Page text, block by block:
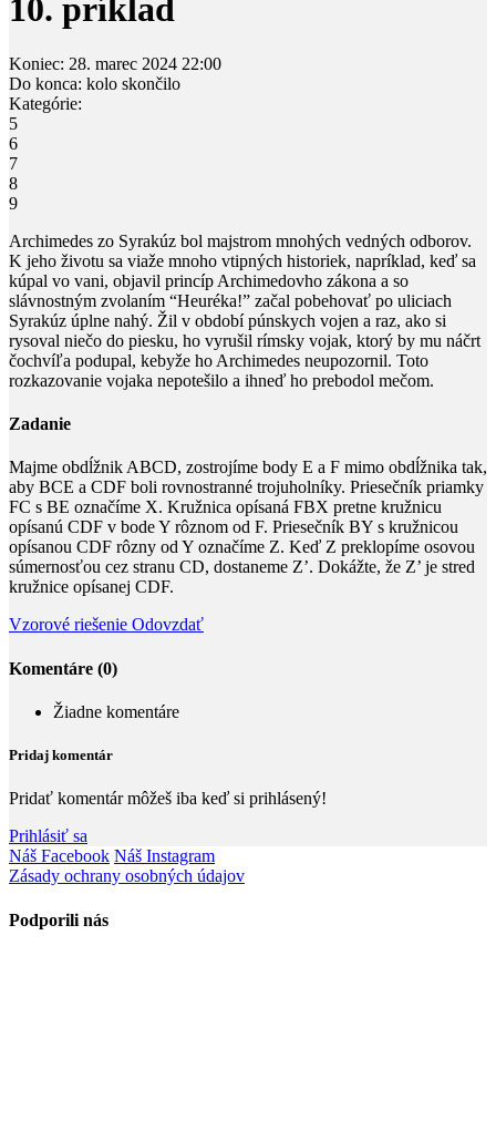
10. príklad
Koniec: 28. marec 2024 22:00
Do konca: kolo skončilo
Kategórie:
5
6
7
8
9
Archimedes zo Syrakúz bol majstrom mnohých vedných odborov.
K jeho životu sa viaže mnoho vtipných historiek, napríklad, keď sa
kúpal vo vani, objavil princíp Archimedovho zákona a so
slávnostným zvolaním “Heuréka!” začal pobehovať po uliciach
Syrakúz úplne nahý. Žil v období púnskych vojen a raz, ako si
rysoval niečo do piesku, ho vyrušil rímsky vojak, ktorý by mu náčrt
čochvíľa podupal, kebyže ho Archimedes neupozornil. Toto
rozkazovanie vojaka nepotešilo a ihneď ho prebodol mečom.
Zadanie
Majme obdĺžnikABCD, zostrojíme body E a F mimo obdĺžnika tak,
aby BCE a CDF boli rovnostranné trojuholníky. Priesečník priamky
FC s BE označíme X. Kružnica opísaná FBX pretne kružnicu
opísanú CDF v bodeY rôznom od F. Priesečník BY s kružnicou
opísanou CDF rôzny odY označíme Z. Keď Z preklopíme osovou
súmernosťou cez stranu CD, dostaneme Z’. Dokážte, že Z’ je stred
kružnice opísanej CDF.
Vzorové riešenie Odovzdať
Komentáre (0)
Žiadne komentáre
Pridaj komentár
Pridať komentár môžeš iba keď si prihlásený!
Prihlásiť sa
Náš Facebook Náš Instagram
Zásady ochrany osobných údajov
Podporili nás